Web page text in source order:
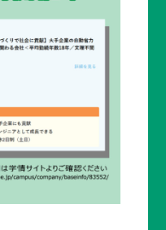
2141
8:30～17:15
合わせ